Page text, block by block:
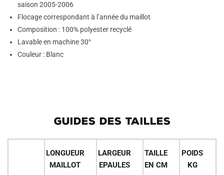
saison 2005-2006
Flocage correspondant à l’année du maillot
Composition : 100% polyester recyclé
Lavable en machine 30°
Couleur : Blanc
GUIDES DES TAILLES
LONGUEUR
MAILLOT
LARGEUR
EPAULES
TAILLE
EN CM
POIDS
KG